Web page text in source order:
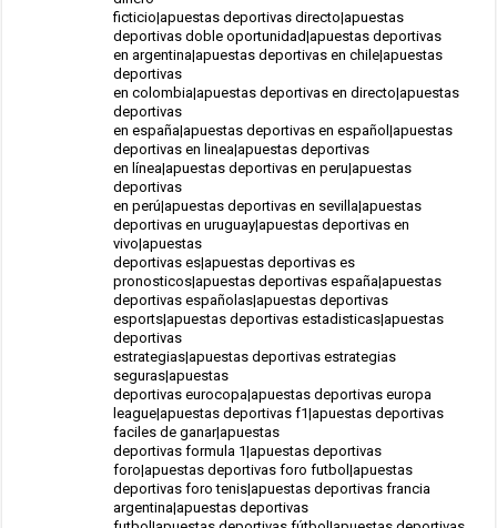
ficticio|apuestas deportivas directo|apuestas
deportivas doble oportunidad|apuestas deportivas
en argentina|apuestas deportivas en chile|apuestas
deportivas
en colombia|apuestas deportivas en directo|apuestas
deportivas
en españa|apuestas deportivas en español|apuestas
deportivas en linea|apuestas deportivas
en línea|apuestas deportivas en peru|apuestas
deportivas
en perú|apuestas deportivas en sevilla|apuestas
deportivas en uruguay|apuestas deportivas en
vivo|apuestas
deportivas es|apuestas deportivas es
pronosticos|apuestas deportivas españa|apuestas
deportivas españolas|apuestas deportivas
esports|apuestas deportivas estadisticas|apuestas
deportivas
estrategias|apuestas deportivas estrategias
seguras|apuestas
deportivas eurocopa|apuestas deportivas europa
league|apuestas deportivas f1|apuestas deportivas
faciles de ganar|apuestas
deportivas formula 1|apuestas deportivas
foro|apuestas deportivas foro futbol|apuestas
deportivas foro tenis|apuestas deportivas francia
argentina|apuestas deportivas